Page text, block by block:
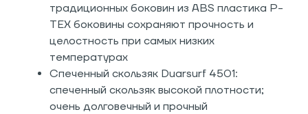
традиционных боковин из ABS пластика P-
TEX боковины сохраняют прочность и
целостность при самых низких
температурах
Спеченный скользяк Duarsurf 4501:
спеченный скользяк высокой плотности;
очень долговечный и прочный